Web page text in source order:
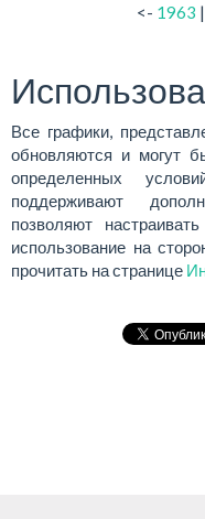
<- 1963
Все графики,
обновляются и могут
определенных
поддерживают
позволяют
использование на
прочитать на странице